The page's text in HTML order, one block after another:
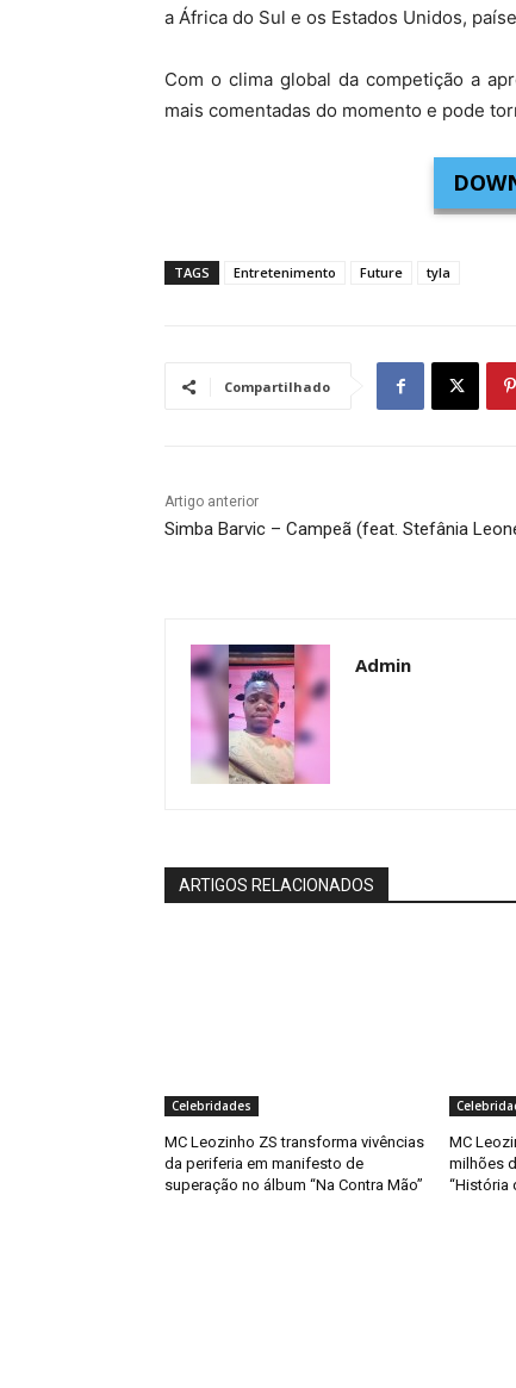
a África do Sul e os Estados Unidos,
Com o clima global da competição a
mais comentadas do momento e pode
TAGS Entretenimento Future tyla
Compartilhado
Artigo anterior
Simba Barvic – Campeã (feat. Stefânia
Admin
ARTIGOS RELACIONADOS
Celebridades
MC Leozinho ZS transforma vivências
da periferia em manifesto de
superação no álbum “Na Contra Mão”
MC
milhões
“História